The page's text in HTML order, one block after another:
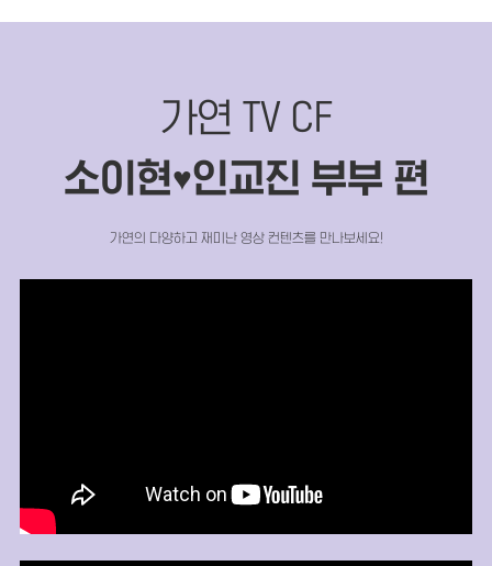
가연 TV CF
소이현♥인교진 부부 편
가연의 다양하고 재미난 영상 컨텐츠를 만나보세요!